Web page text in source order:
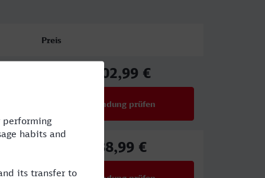
Preis
102,99 €
Verbindung prüfen
88,99 €